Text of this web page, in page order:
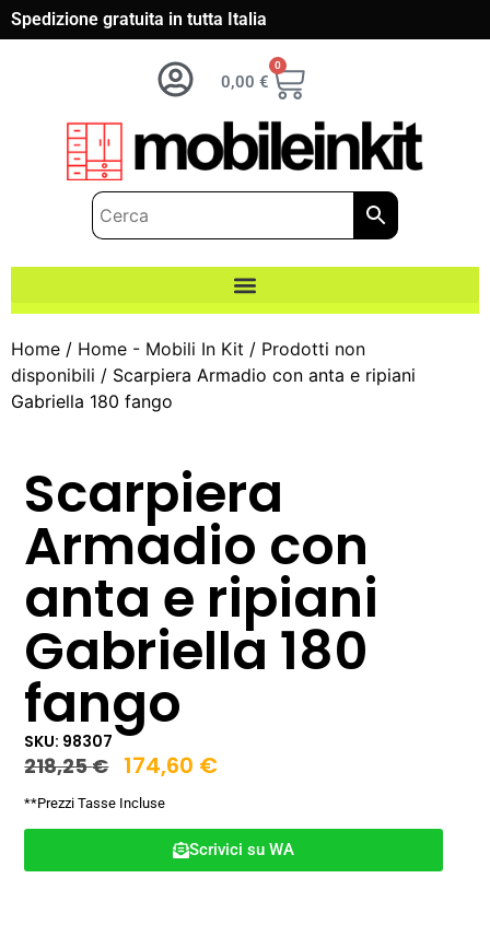
Spedizione gratuita in tutta Italia
0,00 €
0
Home / Home - Mobili In Kit / Prodotti non
disponibili / Scarpiera Armadio con anta e ripiani
Gabriella 180 fango
Scarpiera
Armadio con
anta e ripiani
Gabriella 180
fango
SKU: 98307
218,25€ 174,60 €
**Prezzi Tasse Incluse
Scrivici su WA